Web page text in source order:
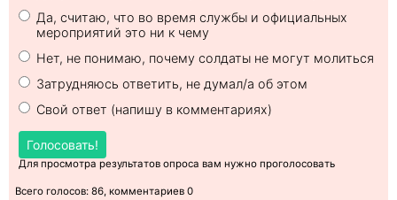
Да, считаю, что во время службы и официальных
мероприятий это ни к чему
Нет, не понимаю, почему солдаты не могут молиться
Затрудняюсь ответить, не думал/а об этом
Свой ответ (напишу в комментариях)
Голосовать!
Для просмотра результатов опроса вам нужно проголосовать
Всего голосов: 86, комментариев 0